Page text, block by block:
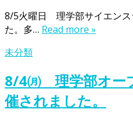
8/5火曜日 理学部サイエンス
た。多… Read more »
未分類
8/4㈪ 理学部オー
催されました。